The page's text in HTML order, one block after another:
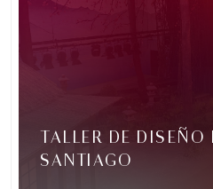
martes
TALLER DE DISEÑO
SANTIAGO